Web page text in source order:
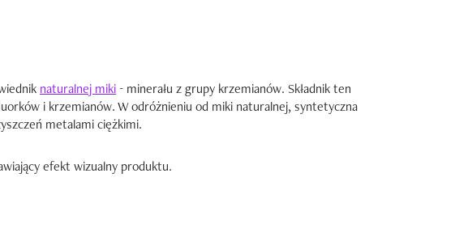
naturalnej miki - minerału z grupy krzemianów. Składnik ten
i krzemianów. W odróżnieniu od miki naturalnej, syntetyczna
metalami ciężkimi.
efekt wizualny produktu.